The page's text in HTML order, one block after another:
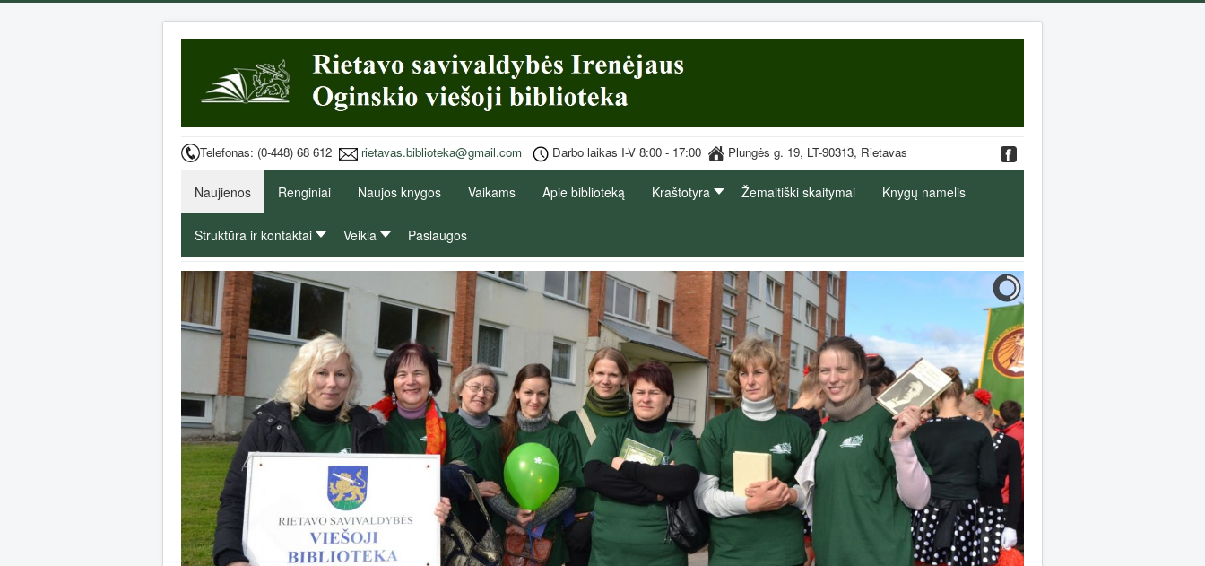
Telefonas: (0-448) 68 612 rietavas.biblioteka@gmail.com Darbo laikas I-V 8:00 - 17:00 Plungės g. 19, LT-90313, Rietavas
Naujienos Renginiai Naujos knygos Vaikams Apie biblioteką Kraštotyra Žemaitiški skaitymai Knygų namelis
Struktūra ir kontaktai Veikla Paslaugos